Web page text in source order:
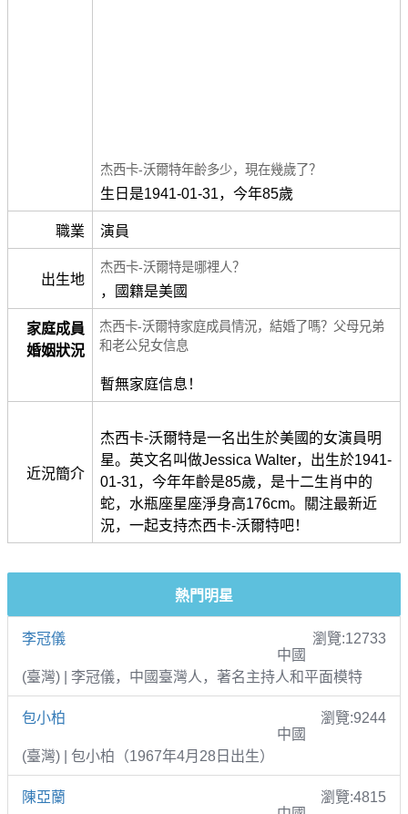
杰西卡-沃爾特年齡多少，現在幾歲了？
生日是1941-01-31，今年85歲
職業 演員
出生地
杰西卡-沃爾特是哪裡人？
，國籍是美國
家庭成員
婚姻狀況
杰西卡-沃爾特家庭成員情況，結婚了嗎？父母兄弟
和老公兒女信息
暫無家庭信息！
近況簡介
杰西卡-沃爾特是一名出生於美國的女演員明
星。英文名叫做Jessica Walter，出生於1941-
01-31，今年年齡是85歲，是十二生肖中的
蛇，水瓶座星座淨身高176cm。關注最新近
況，一起支持杰西卡-沃爾特吧！
熱門明星
李冠儀
瀏覽:12733
中國
(臺灣) | 李冠儀，中國臺灣人，著名主持人和平面模特
包小柏
瀏覽:9244
中國
(臺灣) | 包小柏（1967年4月28日出生）
陳亞蘭
瀏覽:4815